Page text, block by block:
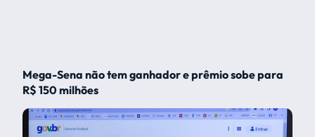
Mega-Sena não tem ganhador e prêmio sobe para
R$ 150 milhões